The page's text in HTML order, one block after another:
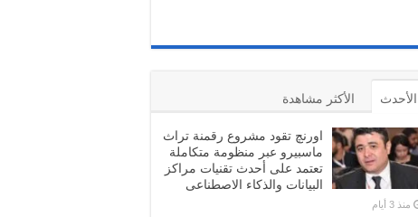
الأحدث الأكثر مشاهدة
اورنچ تقود مشروع رقمنة تراث
ماسبيرو عبر منظومة متكاملة
تعتمد على أحدث تقنيات مراكز
البيانات والذكاء الاصطناعى
منذ 3 أيام